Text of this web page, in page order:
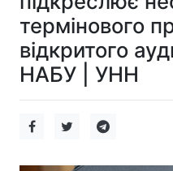
термінового
відкритого
НАБУ | УНН